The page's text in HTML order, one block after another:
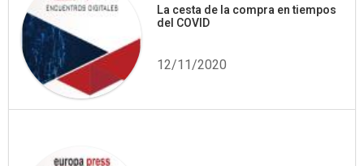
La cesta de la compra en tiempos
del COVID
12/11/2020